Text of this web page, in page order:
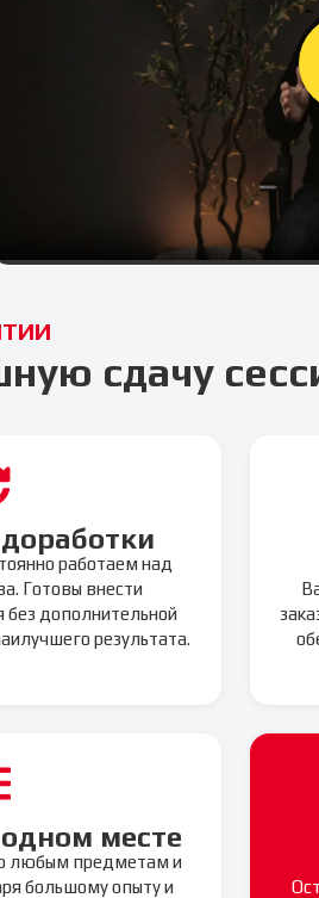
сдачу
работаем над
Готовы внести
дополнительной
результата.
месте
любым предметам и
большому опыту и